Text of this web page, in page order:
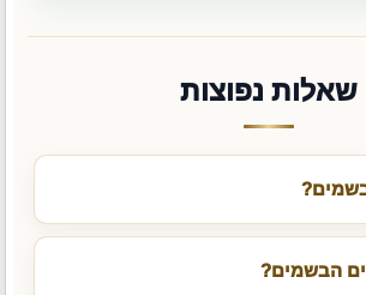
שאלות נפוצות
הבשמים?